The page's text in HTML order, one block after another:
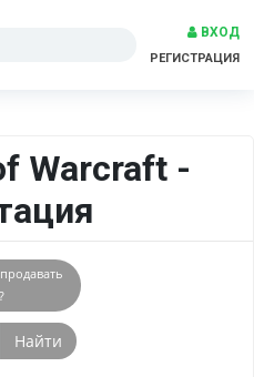
ВХОД
РЕГИСТРАЦИЯ
Warcraft -
?
Найти